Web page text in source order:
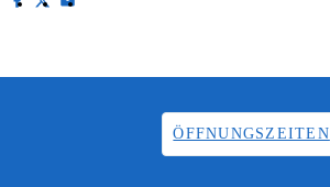
ÖFFNUNGSZEITEN